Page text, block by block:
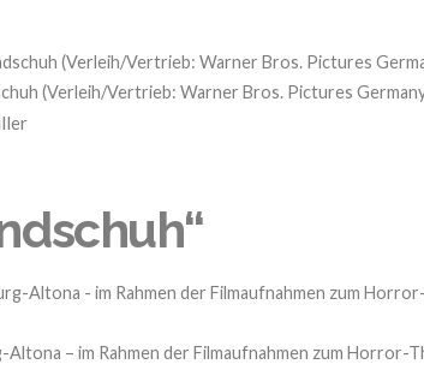
(Verleih/Vertrieb: Warner Bros. Pictures
– im Rahmen der Filmaufnahmen zum Horror-